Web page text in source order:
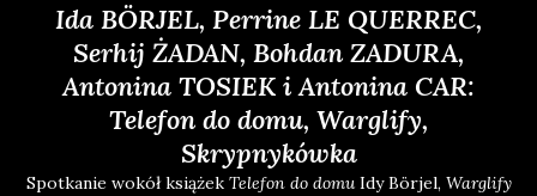
Ida BÖRJEL, Perrine LE QUERREC,
Serhij ŻADAN, Bohdan ZADURA,
Antonina TOSIEK i Antonina CAR:
Telefon do domu, Warglify,
Skrypnykówka
Spo­tka­nie wokół ksią­żek Tele­fon do domuIdy Bör­jel, War­gli­fy